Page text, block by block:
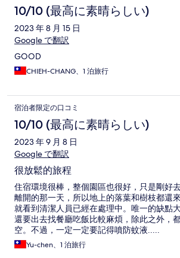
10/10 (最高に素晴らしい)
2023 年 8 月 15 日
Google で翻訳
GOOD
CHIEH-CHANG、1 泊旅行
宿泊者限定の口コミ
10/10 (最高に素晴らしい)
2023 年 9 月 8 日
Google で翻訳
很放鬆的旅程
住宿環境很棒，整個園區也很好，只是剛好
離開的那一天，所以地上的落葉和樹枝都還
就看到清潔人員已經在處理中。唯一的缺點
還要出去找餐廳吃飯比較麻煩，除此之外，
空。不過，一定一定要記得噴防蚊液.....
Yu-chen、1 泊旅行